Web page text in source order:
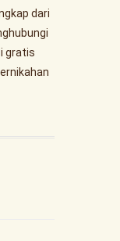
dari
gratis